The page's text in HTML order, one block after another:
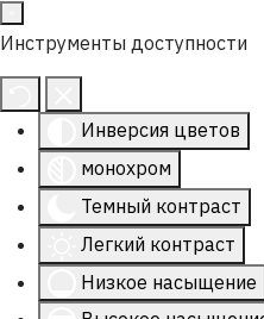
Инструменты доступности
Инверсия цветов
монохром
Темный контраст
Легкий контраст
Низкое насыщение